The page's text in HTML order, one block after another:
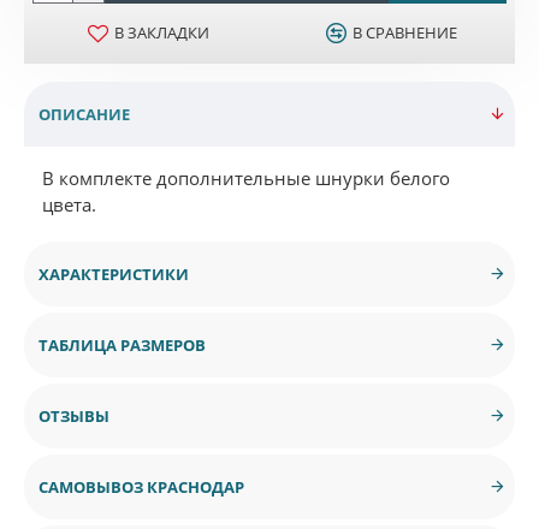
В ЗАКЛАДКИ В СРАВНЕНИЕ
ОПИСАНИЕ
В комплекте дополнительные шнурки белого
цвета.
ХАРАКТЕРИСТИКИ
ТАБЛИЦА РАЗМЕРОВ
ОТЗЫВЫ
САМОВЫВОЗ КРАСНОДАР